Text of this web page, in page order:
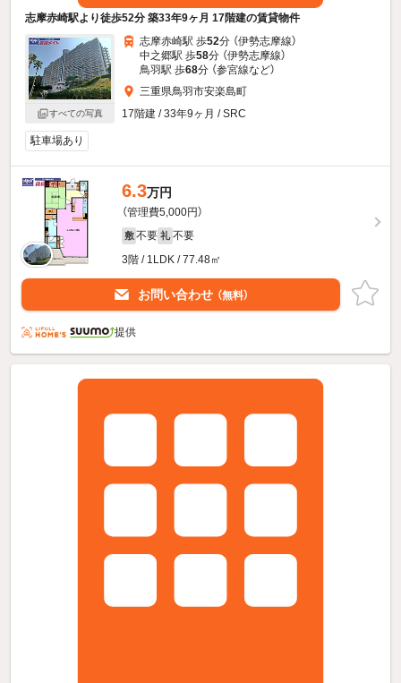
志摩赤崎駅より徒歩52分 築33年9ヶ月 17階建の賃貸物件
すべての写真
志摩赤崎駅 歩52分 （伊勢志摩線）
中之郷駅 歩58分 （伊勢志摩線）
鳥羽駅 歩68分 （参宮線など）
三重県鳥羽市安楽島町
17階建 / 33年9ヶ月 / SRC
駐車場あり
6.3万円
（管理費5,000円）
敷 不要 礼 不要
3階 / 1LDK / 77.48㎡
お問い合わせ （無料）
提供